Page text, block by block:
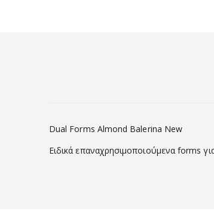
Dual Forms Almond Balerina New
Ειδικά επαναχρησιμοποιούμενα forms